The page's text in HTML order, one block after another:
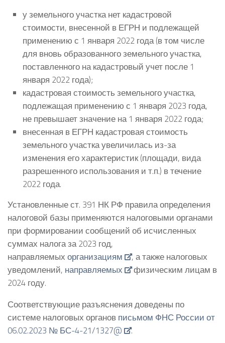
у земельного участка нет кадастровой
стоимости, внесенной в ЕГРН и подлежащей
применению с 1 января 2022 года (в том числе
для вновь образованного земельного участка,
поставленного на кадастровый учет после 1
января 2022 года);
кадастровая стоимость земельного участка,
подлежащая применению с 1 января 2023 года,
не превышает значение на 1 января 2022 года;
внесенная в ЕГРН кадастровая стоимость
земельного участка увеличилась из-за
изменения его характеристик (площади, вида
разрешенного использования и т.п.) в течение
2022 года.
Установленные ст. 391 НК РФ правила определения
налоговой базы применяются налоговыми органами
при формировании сообщений об исчисленных
суммах налога за 2023 год,
направляемых организациям
, а также налоговых
уведомлений, направляемых
физическим лицам в
2024 году.
Соответствующие разъяснения доведены по
системе налоговых органов письмом ФНС России от
06.02.2023 № БС-4-21/1327@
.